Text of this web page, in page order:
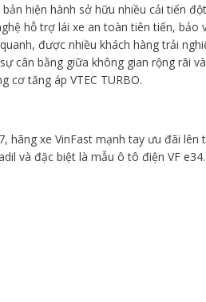
bản hiện hành sở hữu nhiều cải tiến
hỗ trợ lái xe an toàn tiên tiến,
được nhiều khách hàng trải
cân bằng giữa không gian rộng rãi
cơ tăng áp VTEC TURBO.
hãng xe VinFast mạnh tay ưu đãi
và đặc biệt là mẫu ô tô điện VF